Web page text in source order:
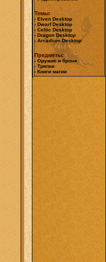
Темы:
- Elven Desktop
- Dwarf Desktop
- Celtic Desktop
- Dragon Desktop
- Arcadium Desktop
Предметы:
- Оружие и броня
- Тряпки
- Книги магии